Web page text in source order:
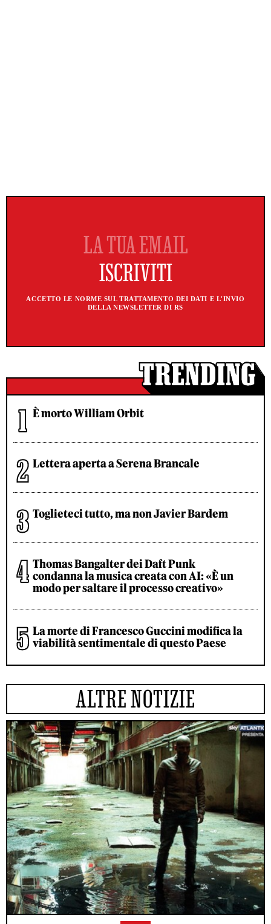
ACCETTO LE NORME SUL TRATTAMENTO DEI DATI E L'INVIO
DELLA NEWSLETTER DI RS
È morto William Orbit
Lettera aperta a Serena Brancale
Toglieteci tutto, ma non Javier Bardem
Thomas Bangalter dei Daft Punk
condanna la musica creata con AI: «È un
modo per saltare il processo creativo»
La morte di Francesco Guccini modifica la
viabilità sentimentale di questo Paese
ALTRE NOTIZIE